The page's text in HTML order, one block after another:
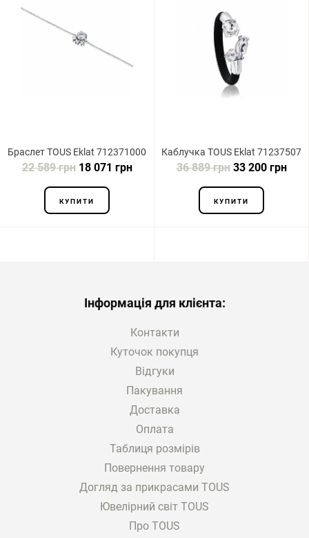
Браслет TOUS Eklat 712371000
22 589 грн18 071 грн
КУПИТИ
Каблучка TOUS Eklat 71237507
36 889 грн33 200 грн
КУПИТИ
Інформація для клієнта:
Контакти
Куточок покупця
Відгуки
Пакування
Доставка
Оплата
Таблиця розмірів
Повернення товару
Догляд за прикрасами TOUS
Ювелірний світ TOUS
Про TOUS